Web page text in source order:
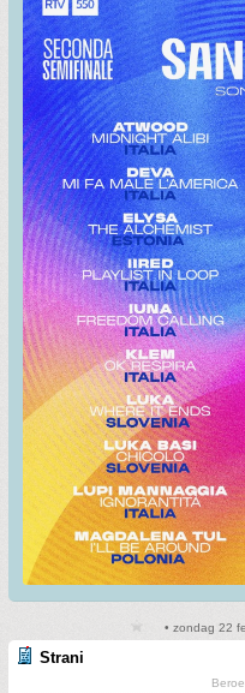
• zondag 22
Strani